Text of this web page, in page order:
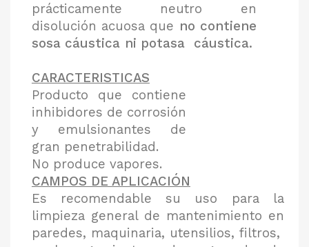
prácticamente neutro en
disolución acuosa que no contiene
sosa cáustica ni potasa cáustica.
CARACTERISTICAS
Producto que contiene
inhibidores de corrosión
y emulsionantes de
gran penetrabilidad.
No produce vapores.
CAMPOS DE APLICACIÓN
Es recomendable su uso para la
limpieza general de mantenimiento en
paredes, maquinaria, utensilios, filtros,